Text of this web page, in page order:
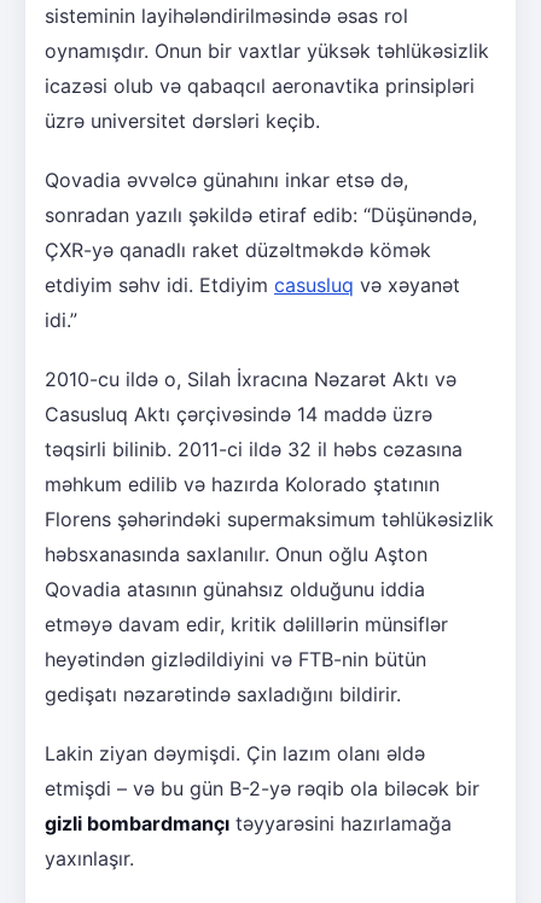
sisteminin layihələndirilməsində əsas rol
oynamışdır. Onun bir vaxtlar yüksək təhlükəsizlik
icazəsi olub və qabaqcıl aeronavtika prinsipləri
üzrə universitet dərsləri keçib.
Qovadia əvvəlcə günahını inkar etsə də,
sonradan yazılı şəkildə etiraf edib: “Düşünəndə,
ÇXR-yə qanadlı raket düzəltməkdə kömək
etdiyim səhv idi. Etdiyim casusluq və xəyanət
idi.”
2010-cu ildə o, Silah İxracına Nəzarət Aktı və
Casusluq Aktı çərçivəsində 14 maddə üzrə
təqsirli bilinib. 2011-ci ildə 32 il həbs cəzasına
məhkum edilib və hazırda Kolorado ştatının
Florens şəhərindəki supermaksimum təhlükəsizlik
həbsxanasında saxlanılır. Onun oğlu Aşton
Qovadia atasının günahsız olduğunu iddia
etməyə davam edir, kritik dəlillərin münsiflər
heyətindən gizlədildiyini və FTB-nin bütün
gedişatı nəzarətində saxladığını bildirir.
Lakin ziyan dəymişdi. Çin lazım olanı əldə
etmişdi – və bu gün B-2-yə rəqib ola biləcək bir
gizli bombardmançı təyyarəsini hazırlamağa
yaxınlaşır.